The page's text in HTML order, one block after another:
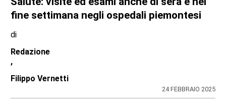
fine settimana negli ospedali piemontesi
di
Redazione
,
Filippo Vernetti
24 FEBBRAIO 2025